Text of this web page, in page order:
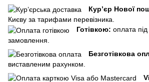
Кур’єр Нової
Києву за тарифами перевізника.
Готівкою: оплата
замовлення.
Безготівкова
виставленим рахунком.